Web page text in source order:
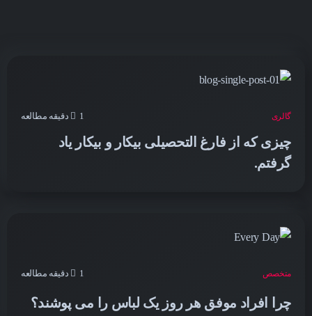
گالری 1 دقیقه مطالعه
چیزی که از فارغ التحصیلی بیکار و بیکار یاد
گرفتم.
متخصص 1 دقیقه مطالعه
چرا افراد موفق هر روز یک لباس را می پوشند؟